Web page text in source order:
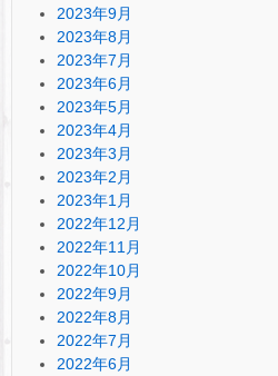
2023年9月
2023年8月
2023年7月
2023年6月
2023年5月
2023年4月
2023年3月
2023年2月
2023年1月
2022年12月
2022年11月
2022年10月
2022年9月
2022年8月
2022年7月
2022年6月